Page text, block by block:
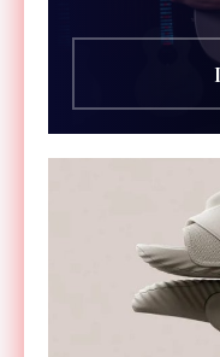
инструментов